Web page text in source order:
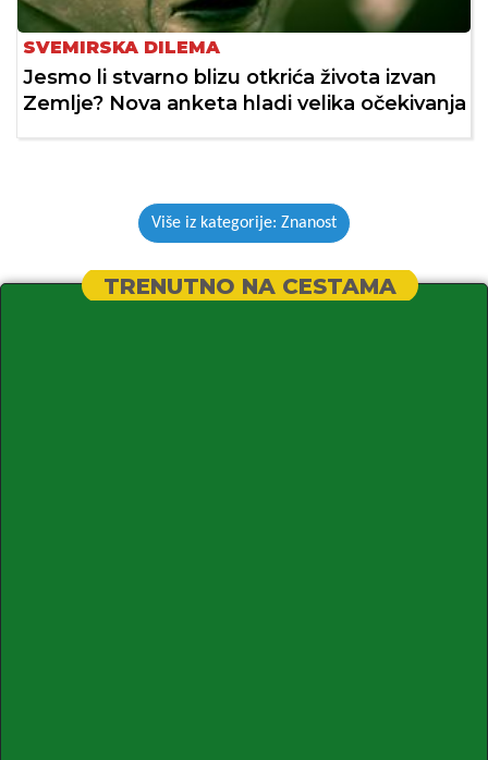
SVEMIRSKA DILEMA
Jesmo li stvarno blizu otkrića života izvan
Zemlje? Nova anketa hladi velika očekivanja
Više iz kategorije: Znanost
TRENUTNO NA CESTAMA